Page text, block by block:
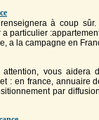
à coup
particulier
a la campagne en
vous aidera
: en france, annuaire
par